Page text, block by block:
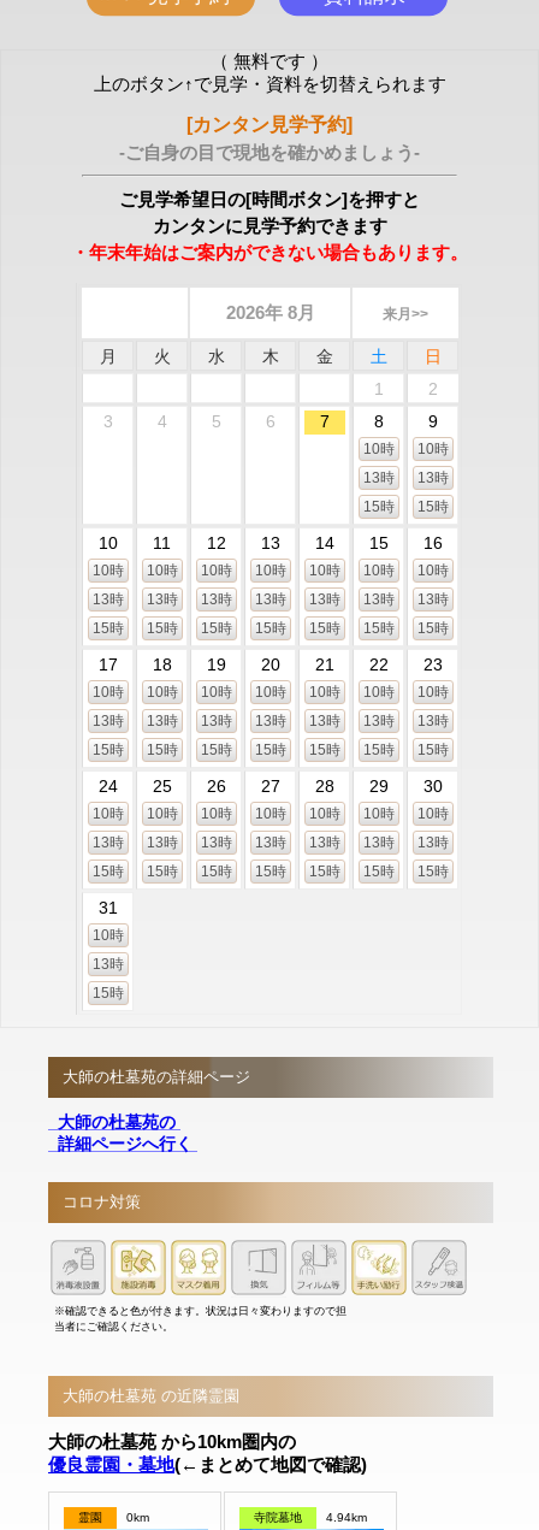
（ 無料です ）
上のボタン↑で見学・資料を切替えられます
[カンタン見学予約]
-ご自身の目で現地を確かめましょう-
ご見学希望日の[時間ボタン]を押すと
カンタンに見学予約できます
・年末年始はご案内ができない場合もあります。
2026年 8月 来月>>
月 火 水 木 金 土
日
1
2
3
4 5 6 7 8
10時
13時
15時
9
10時
13時
15時
10
10時
13時
15時
11
10時
13時
15時
12
10時
13時
15時
13
10時
13時
15時
14
10時
13時
15時
15
10時
13時
15時
16
10時
13時
15時
17
10時
13時
15時
18
10時
13時
15時
19
10時
13時
15時
20
10時
13時
15時
21
10時
13時
15時
22
10時
13時
15時
23
10時
13時
15時
24
10時
13時
15時
25
10時
13時
15時
26
10時
13時
15時
27
10時
13時
15時
28
10時
13時
15時
29
10時
13時
15時
30
10時
13時
15時
31
10時
13時
15時
大師の杜墓苑の詳細ページ
大師の杜墓苑の
詳細ページへ行く
コロナ対策
※確認できると色が付きます。状況は日々変わりますので担
当者にご確認ください。
大師の杜墓苑 の近隣霊園
大師の杜墓苑 から10km圏内の
優良霊園・墓地(←まとめて地図で確認)
霊園 0km 寺院墓地 4.94km